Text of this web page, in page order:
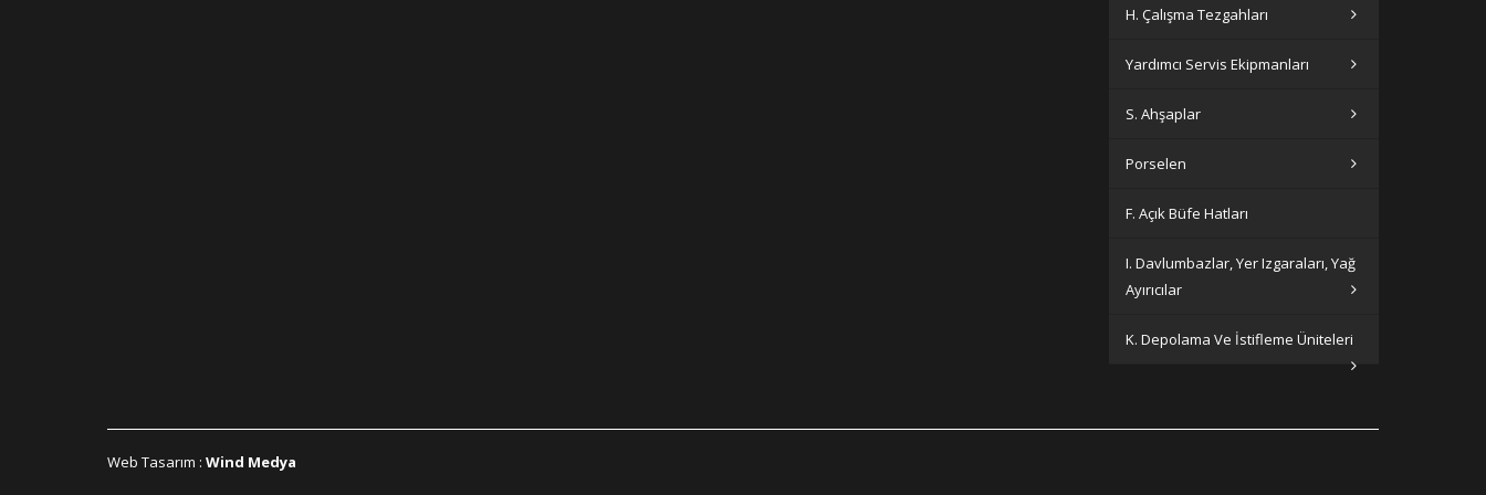
H. Çalışma Tezgahları
Yardımcı Servis Ekipmanları
S. Ahşaplar
Porselen
F. Açık Büfe Hatları
I. Davlumbazlar, Yer Izgaraları, Yağ
Ayırıcılar
K. Depolama Ve İstifleme Üniteleri
Web Tasarım : Wind Medya